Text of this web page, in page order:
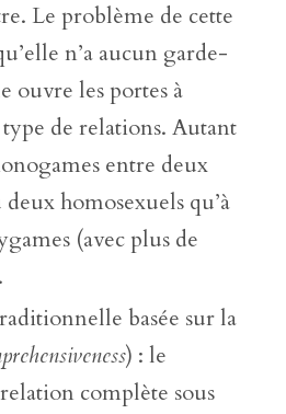
Le problème de cette
n’a aucun garde-
ouvre les portes à
de relations. Autant
entre deux
homosexuels qu’à
(avec plus de
basée sur la
) : le
complète sous